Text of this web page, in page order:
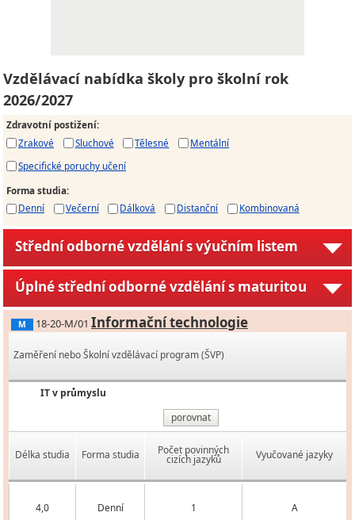
Vzdělávací nabídka školy pro školní rok
2026/2027
Zdravotní postižení:
Zrakové
Sluchové Tělesné
Mentální
Specifické poruchy učení
Forma studia:
Denní
Večerní Dálková Distanční Kombinovaná
Střední odborné vzdělání s výučním listem
Úplné střední odborné vzdělání s maturitou
M 18-20-M/01 Informační technologie
Zaměření nebo Školní vzdělávací program (ŠVP)
IT v průmyslu
porovnat
Délka studia Forma studia Počet povinných
cizích jazyků Vyučované jazyky
4,0 Denní 1 A